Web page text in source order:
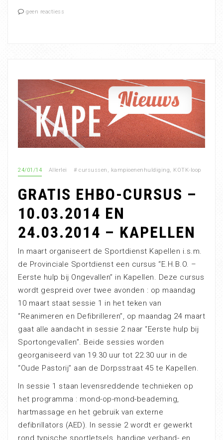
geen reactiess
24/01/14 Allerlei # cursussen , kampioenenhuldiging, KOTK-loop
GRATIS EHBO-CURSUS –
10.03.2014 EN
24.03.2014 – KAPELLEN
In maart organiseert de Sportdienst Kapellen i.s.m.
de Provinciale Sportdienst een cursus “E.H.B.O. –
Eerste hulp bij Ongevallen” in Kapellen. Deze cursus
wordt gespreid over twee avonden : op maandag
10 maart staat sessie 1 in het teken van
“Reanimeren en Defibrilleren”, op maandag 24 maart
gaat alle aandacht in sessie 2 naar “Eerste hulp bij
Sportongevallen”. Beide sessies worden
georganiseerd van 19.30 uur tot 22.30 uur in de
“Oude Pastorij” aan de Dorpsstraat 45 te Kapellen.
In sessie 1 staan levensreddende technieken op
het programma : mond-op-mond-beademing,
hartmassage en het gebruik van externe
defibrillators (AED). In sessie 2 wordt er gewerkt
rond typische sportletsels, handige verband- en